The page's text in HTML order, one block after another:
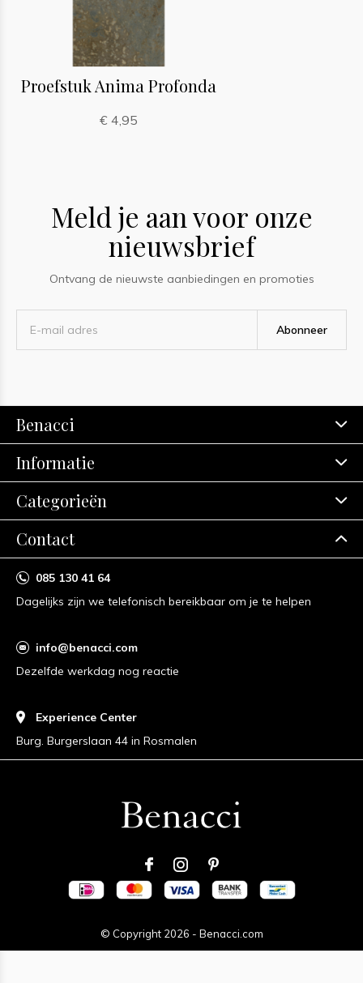
Proefstuk Anima Profonda
€ 4,95
Meld je aan voor onze
nieuwsbrief
Ontvang de nieuwste aanbiedingen en promoties
Abonneer
Benacci
Informatie
Categorieën
Contact
085 130 41 64
Dagelijks zijn we telefonisch bereikbaar om je te helpen
info@benacci.com
Dezelfde werkdag nog reactie
Experience Center
Burg. Burgerslaan 44 in Rosmalen
© Copyright 2026 - Benacci.com